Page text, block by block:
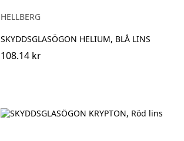
HELLBERG
SKYDDSGLASÖGON HELIUM, BLÅ LINS
108.14 kr